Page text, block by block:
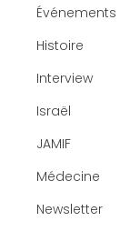
Événements
Histoire
Interview
Israël
JAMIF
Médecine
Newsletter